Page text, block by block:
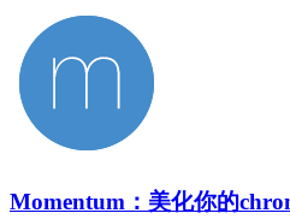
Momentum：美化你的